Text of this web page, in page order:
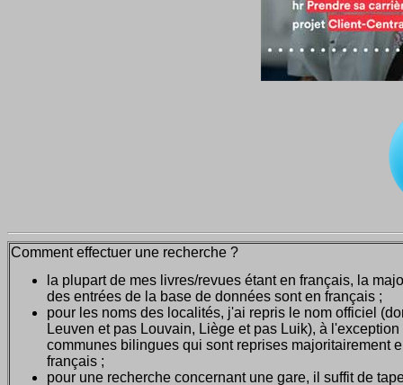
Comment effectuer une recherche ?
la plupart de mes livres/revues étant en français, la
des entrées de la base de données sont en français ;
pour les noms des localités, j'ai repris le nom officiel
Leuven et pas Louvain, Liège et pas Luik), à l'exception
communes bilingues qui sont reprises majoritairement
français ;
pour une recherche concernant une gare, il suffit de